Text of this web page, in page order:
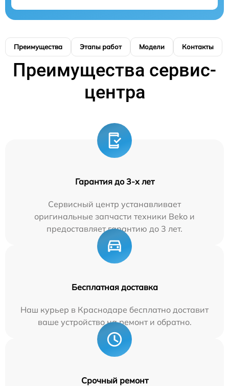
Преимущества Этапы работ Модели Контакты
Преимущества сервис-
центра
Гарантия до 3-х лет
Сервисный центр устанавливает
оригинальные запчасти техники Beko и
предоставляет гарантию до 3 лет.
Бесплатная доставка
Наш курьер в Краснодаре бесплатно доставит
ваше устройство на ремонт и обратно.
Срочный ремонт